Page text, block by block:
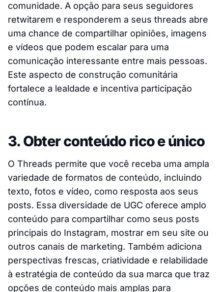
comunidade. A opção para seus seguidores
retwitarem e responderem a seus threads abre
uma chance de compartilhar opiniões, imagens
e vídeos que podem escalar para uma
comunicação interessante entre mais pessoas.
Este aspecto de construção comunitária
fortalece a lealdade e incentiva participação
contínua.
3. Obter conteúdo rico e único
O Threads permite que você receba uma ampla
variedade de formatos de conteúdo, incluindo
texto, fotos e vídeo, como resposta aos seus
posts. Essa diversidade de UGC oferece amplo
conteúdo para compartilhar como seus posts
principais do Instagram, mostrar em seu site ou
outros canais de marketing. Também adiciona
perspectivas frescas, criatividade e relabilidade
à estratégia de conteúdo da sua marca que traz
opções de conteúdo mais amplas para